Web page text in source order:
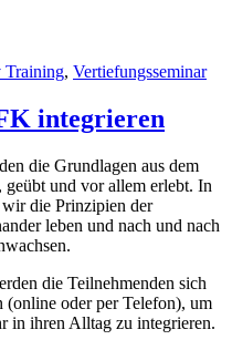
Training, Vertiefungsseminar
integrieren
die Grundlagen aus dem
und vor allem erlebt. In
wir die Prinzipien der
leben und nach und nach
die Teilnehmenden sich
oder per Telefon), um
in ihren Alltag zu integrieren.